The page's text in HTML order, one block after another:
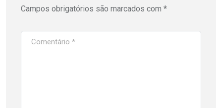
Campos obrigatórios são marcados com *